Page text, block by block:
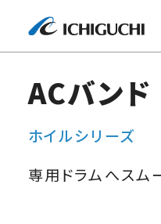
ACバンド
ホイルシリーズ
専用ドラムへスム